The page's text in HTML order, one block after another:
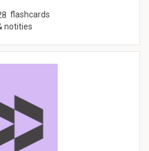
flashcards
notities